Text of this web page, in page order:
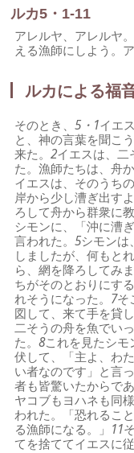
ルカ5・1-11
アレルヤ、アレルヤ
える漁師にしよう。
ルカによる福
そのとき、5・1イエ
と、神の言葉を聞こ
来た。2イエスは、二
た。漁師たちは、舟
イエスは、そのうち
岸から少し漕ぎ出す
ろして舟から群衆に
シモンに、「沖に漕
言われた。5シモンは
しましたが、何もと
ら、網を降ろしてみ
ちがそのとおりにす
れそうになった。 7そ
図して、来て手を貸
二そうの舟を魚でい
た。8これを見たシ
伏して、「主よ、わ
い者なのです」と言
者も皆驚いたからであ
ヤコブもヨハネも同
われた。「恐れるこ
る漁師になる。」 11
てを捨ててイエスに従